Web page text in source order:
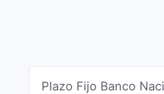
Plazo Fijo Banco